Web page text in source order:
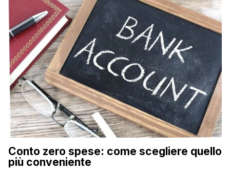
Conto zero spese: come scegliere quello
più conveniente